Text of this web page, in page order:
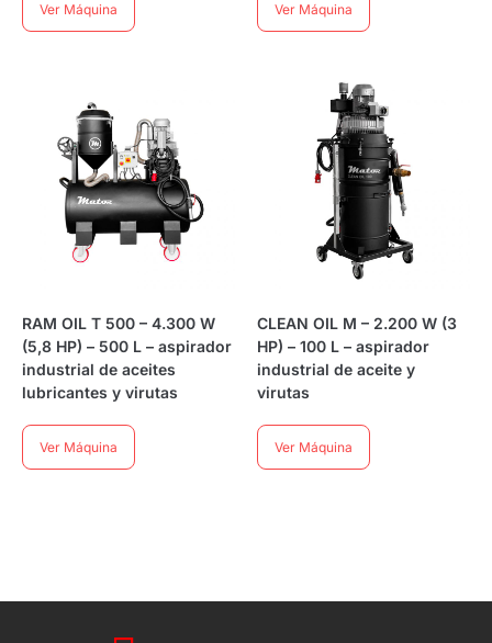
Ver Máquina Ver Máquina
RAM OIL T 500 – 4.300 W
(5,8 HP) – 500 L – aspirador
industrial de aceites
lubricantes y virutas
Ver Máquina
CLEAN OIL M – 2.200 W (3
HP) – 100 L – aspirador
industrial de aceite y
virutas
Ver Máquina